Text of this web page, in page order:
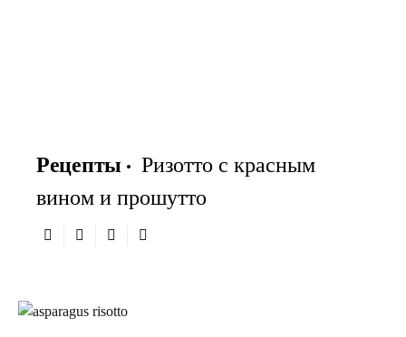
Рецепты
Ризотто с красным
вином и прошутто